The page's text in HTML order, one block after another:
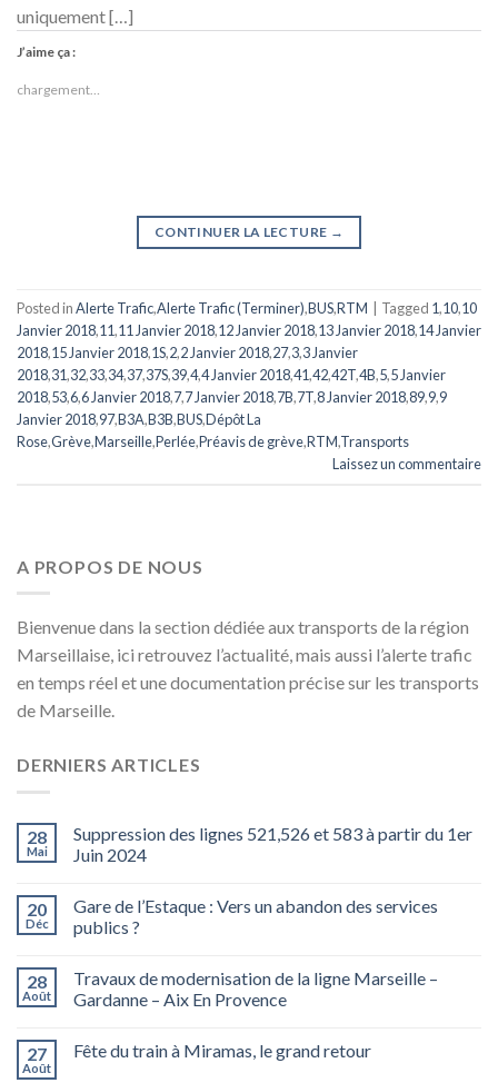
uniquement […]
J’aime ça :
chargement…
CONTINUER LA LECTURE →
Posted inAlerte Trafic,Alerte Trafic (Terminer),BUS,RTM Tagged 1,10,10
Janvier 2018,11,11 Janvier 2018,12 Janvier 2018,13 Janvier 2018,14 Janvier
2018,15 Janvier 2018,1S,2,2 Janvier 2018,27,3,3 Janvier
2018,31,32,33,34,37,37S,39,4,4 Janvier 2018,41,42,42T,4B,5,5 Janvier
2018,53,6,6 Janvier 2018,7,7 Janvier 2018,7B,7T,8 Janvier 2018,89,9,9
Janvier 2018,97,B3A,B3B,BUS,Dépôt La
Rose,Grève,Marseille,Perlée,Préavis de grève,RTM,Transports
Laissez un commentaire
A PROPOS DE NOUS
Bienvenue dans la section dédiée aux transports de la région
Marseillaise, ici retrouvez l’actualité, mais aussi l’alerte trafic
en temps réel et une documentation précise sur les transports
de Marseille.
DERNIERS ARTICLES
28
Mai
Suppression des lignes 521,526 et 583 à partir du 1er
Juin 2024
20
Déc
Gare de l’Estaque : Vers un abandon des services
publics ?
28
Août
Travaux de modernisation de la ligne Marseille –
Gardanne – Aix En Provence
27
Août
Fête du train à Miramas, le grand retour